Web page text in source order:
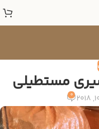
مستطیلی
0